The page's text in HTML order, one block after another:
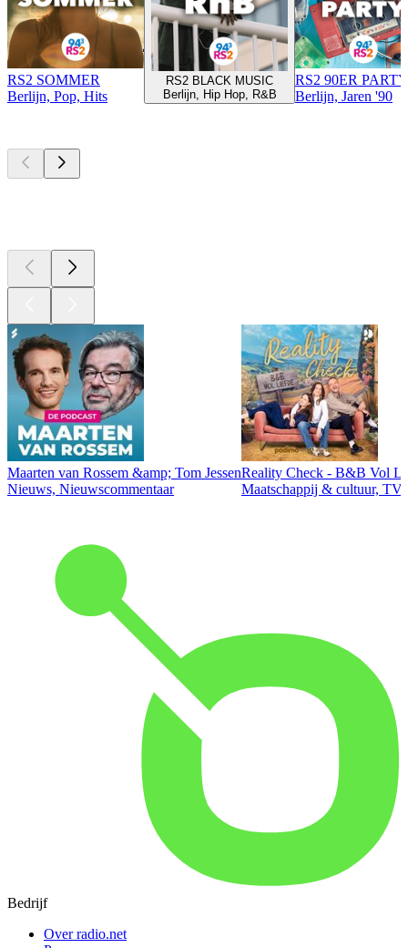
RS2 SOMMER
Berlijn, Pop, Hits
RS2 BLACK MUSIC
Berlijn, Hip Hop, R&B
RS2 90ER PARTY
Berlijn, Jaren '90
Maarten van Rossem &amp; Tom Jessen
Nieuws, Nieuwscommentaar
Reality Check - B&B Vol
Maatschappij & cultuur,
Bedrijf
Over radio.net